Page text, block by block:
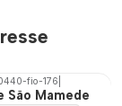
fio-176
São Mamede